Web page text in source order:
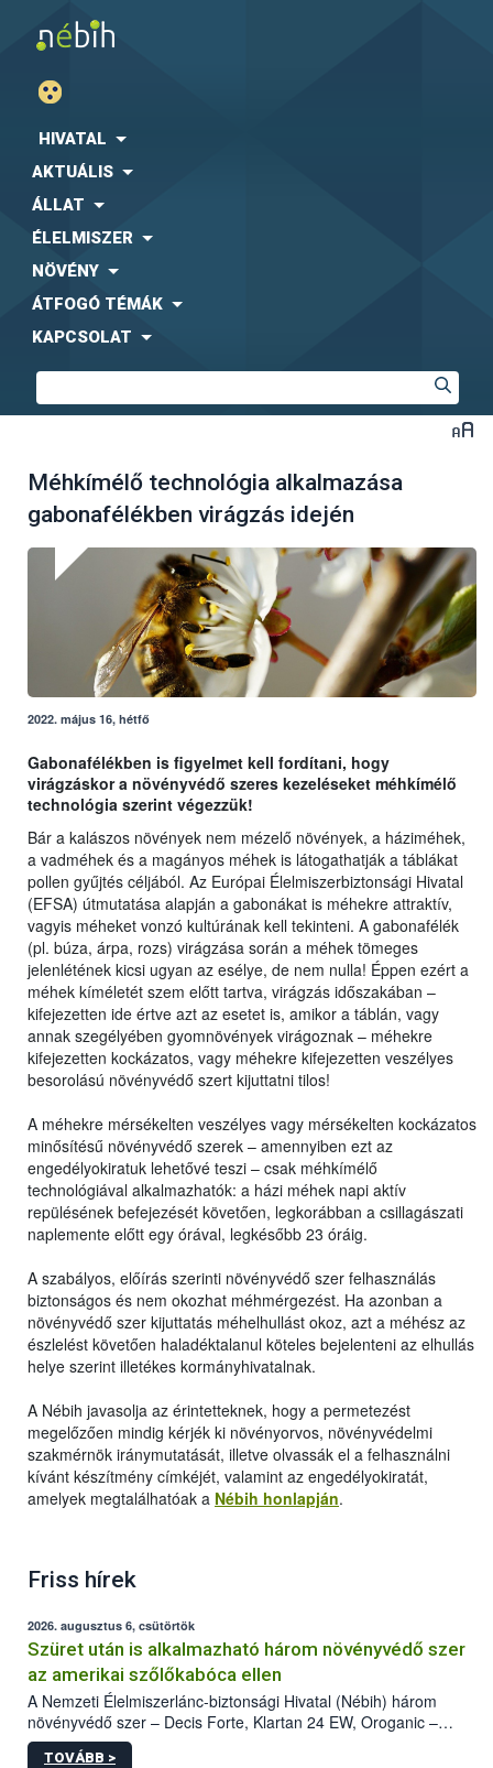
HIVATAL
AKTUÁLIS
ÁLLAT
ÉLELMISZER
NÖVÉNY
ÁTFOGÓ TÉMÁK
KAPCSOLAT
Méhkímélő technológia alkalmazása
gabonafélékben virágzás idején
2022. május 16, hétfő
Gabonafélékben is figyelmet kell fordítani, hogy
virágzáskor a növényvédő szeres kezeléseket méhkímélő
technológia szerint végezzük!
Bár a kalászos növények nem mézelő növények, a háziméhek,
a vadméhek és a magányos méhek is látogathatják a táblákat
pollen gyűjtés céljából. Az Európai Élelmiszerbiztonsági Hivatal
(EFSA) útmutatása alapján a gabonákat is méhekre attraktív,
vagyis méheket vonzó kultúrának kell tekinteni. A gabonafélék
(pl. búza, árpa, rozs) virágzása során a méhek tömeges
jelenlétének kicsi ugyan az esélye, de nem nulla! Éppen ezért a
méhek kíméletét szem előtt tartva, virágzás időszakában –
kifejezetten ide értve azt az esetet is, amikor a táblán, vagy
annak szegélyében gyomnövények virágoznak – méhekre
kifejezetten kockázatos, vagy méhekre kifejezetten veszélyes
besorolású növényvédő szert kijuttatni tilos!
A méhekre mérsékelten veszélyes vagy mérsékelten kockázatos
minősítésű növényvédő szerek – amennyiben ezt az
engedélyokiratuk lehetővé teszi – csak méhkímélő
technológiával alkalmazhatók: a házi méhek napi aktív
repülésének befejezését követően, legkorábban a csillagászati
naplemente előtt egy órával, legkésőbb 23 óráig.
A szabályos, előírás szerinti növényvédő szer felhasználás
biztonságos és nem okozhat méhmérgezést. Ha azonban a
növényvédő szer kijuttatás méhelhullást okoz, azt a méhész az
észlelést követően haladéktalanul köteles bejelenteni az elhullás
helye szerint illetékes kormányhivatalnak.
A Nébih javasolja az érintetteknek, hogy a permetezést
megelőzően mindig kérjék ki növényorvos, növényvédelmi
szakmérnök iránymutatását, illetve olvassák el a felhasználni
kívánt készítmény címkéjét, valamint az engedélyokiratát,
amelyek megtalálhatóak a Nébih honlapján.
Friss hírek
2026. augusztus 6, csütörtök
Szüret után is alkalmazható három növényvédő szer
az amerikai szőlőkabóca ellen
A Nemzeti Élelmiszerlánc-biztonsági Hivatal (Nébih) három
növényvédő szer – Decis Forte, Klartan 24 EW, Oroganic –
engedélyokiratát módosította, így azok a szüretet követően,
TOVÁBB >